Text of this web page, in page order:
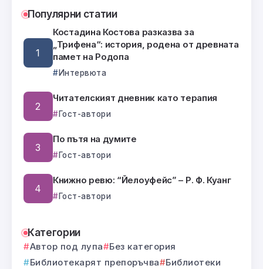
Популярни статии
Костадина Костова разказва за
„Трифена“: история, родена от древната
памет на Родопа
Интервюта
Читателският дневник като терапия
Гост-автори
По пътя на думите
Гост-автори
Книжно ревю: “Йелоуфейс” – Р. Ф. Куанг
Гост-автори
Категории
Автор под лупа
Без категория
Библиотекарят препоръчва
Библиотеки